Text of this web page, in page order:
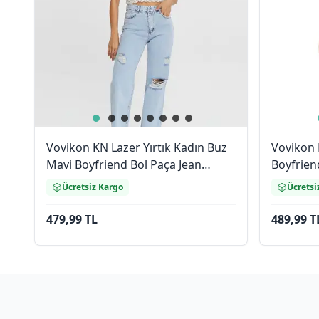
Vovikon KN Lazer Yırtık Kadın Buz
Mavi Boyfriend Bol Paça Jean
Pantolon
Ücretsiz Kargo
479,99 TL
Vovikon
489,99